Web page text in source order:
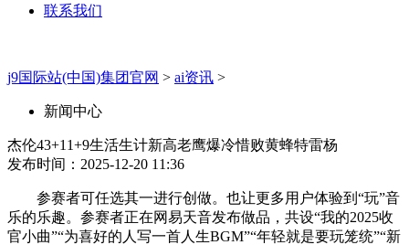
联系我们
j9国际站(中国)集团官网 > ai资讯 >
新闻中心
杰伦43+11+9生活生计新高老鹰爆冷惜败黄蜂特雷杨
发布时间：2025-12-20 11:36
参赛者可任选其一进行创做。也让更多用户体验到“玩”音
乐的乐趣。参赛者正在网易天音发布做品，共设“我的2025收
官小曲”“为喜好的人写一首人生BGM”“年轻就是要玩笼统”“新